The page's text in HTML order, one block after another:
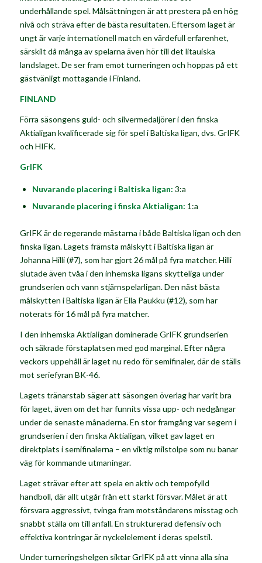
underhållande spel. Målsättningen är att prestera på en hög
nivå och sträva efter de bästa resultaten. Eftersom laget är
ungt är varje internationell match en värdefull erfarenhet,
särskilt då många av spelarna även hör till det litauiska
landslaget. De ser fram emot turneringen och hoppas på ett
gästvänligt mottagande i Finland.
FINLAND
Förra säsongens guld- och silvermedaljörer i den finska
Aktialigan kvalificerade sig för spel i Baltiska ligan, dvs. GrIFK
och HIFK.
GrIFK
Nuvarande placering i Baltiska ligan: 3:a
Nuvarande placering i finska Aktialigan: 1:a
GrIFK är de regerande mästarna i både Baltiska ligan och den
finska ligan. Lagets främsta målskytt i Baltiska ligan är
Johanna Hilli(#7), som har gjort 26 mål på fyra matcher. Hilli
slutade även tvåa i den inhemska ligans skytteliga under
grundserien och vann stjärnspelarligan. Den näst bästa
målskytten i Baltiska ligan ärElla Paukku (#12), som har
noterats för 16 mål på fyra matcher.
I den inhemska Aktialigan dominerade GrIFK grundserien
och säkrade förstaplatsen med god marginal. Efter några
veckors uppehåll är laget nu redo för semifinaler, där de ställs
mot seriefyran BK-46.
Lagets tränarstab säger att säsongen överlag har varit bra
för laget, även om det har funnits vissa upp- och nedgångar
under de senaste månaderna. En stor framgång var segern i
grundserien i den finska Aktialigan, vilket gav laget en
direktplats i semifinalerna – en viktig milstolpe som nu banar
väg för kommande utmaningar.
Laget strävar efter att spela en aktiv och tempofylld
handboll, där allt utgår från ett starkt försvar. Målet är att
försvara aggressivt, tvinga fram motståndarens misstag och
snabbt ställa om till anfall. En strukturerad defensiv och
effektiva kontringar är nyckelelement i deras spelstil.
Under turneringshelgen siktar GrIFK på att vinna alla sina